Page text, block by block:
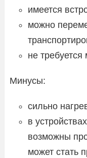
имеется
можно
не требуется
Минусы:
сильно
в
возможны
может стать